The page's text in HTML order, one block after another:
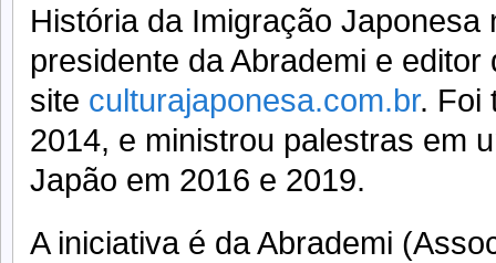
História da Imigração
presidente da Abrademi e editor
site culturajaponesa.com.br. Foi
2014, e ministrou palestras em
Japão em 2016 e 2019.
A iniciativa é da Abrademi